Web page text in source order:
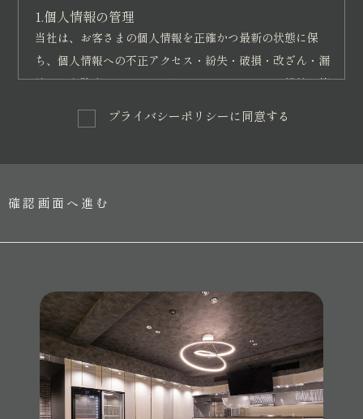
第6条（講座開催日前の解約）
情報という商品の特性上、返品・返金はお受けしておりま
第7条（講座開講日以降の解約）
返金はいたしません。
第8条（受講料の返金）
第9条（講座の振替）
受講者が講座に出席できない場合、事前に連絡があった場
合のみ後日日程を合わせて受講できるものとします。
第10条（著作物）
1.個人情報の管理
当社は、お客さまの個人情報を正確かつ最新の状態に保
ち、個人情報への不正アクセス・紛失・破損・改ざん・漏
洩などを防止するため、セキュリティシステムの維持・管
理体制の整備・社員教育の徹底等の必要な措置を講じ、安
全対策を実施し個人情報の厳重な管理を行ないます。
2.個人情報の利用目的
や業務のご案内やご質問に対する回答として、電子メール
当社は、お客さまよりお預かりした個人情報を適切に管理
し、次のいずれかに該当する場合を除き、個人情報を第三
者に開示いたしません。
お客さまの同意がある場合
お客さまが希望されるサービスを行なうために当社
プライバシーポリシーに同意する